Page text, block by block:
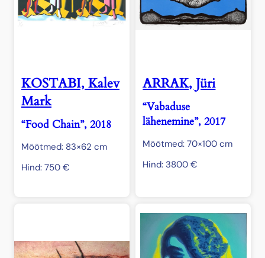
KOSTABI, Kalev
Mark
“Food Chain”, 2018
Mõõtmed: 83×62 cm
Hind: 750 €
ARRAK, Jüri
“Vabaduse
lähenemine”, 2017
Mõõtmed: 70×100 cm
Hind:3800€